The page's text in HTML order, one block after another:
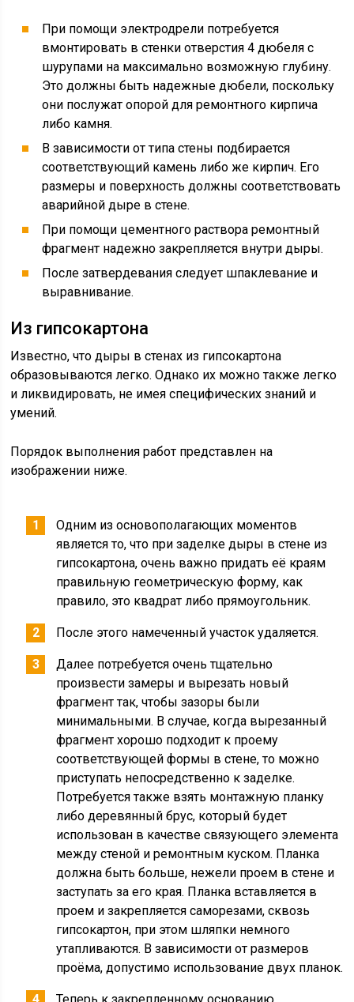
При помощи электродрели потребуется
вмонтировать в стенки отверстия 4 дюбеля с
шурупами на максимально возможную глубину.
Это должны быть надежные дюбели, поскольку
они послужат опорой для ремонтного кирпича
либо камня.
В зависимости от типа стены подбирается
соответствующий камень либо же кирпич. Его
размеры и поверхность должны соответствовать
аварийной дыре в стене.
При помощи цементного раствора ремонтный
фрагмент надежно закрепляется внутри дыры.
После затвердевания следует шпаклевание и
выравнивание.
Из гипсокартона
Известно, что дыры в стенах из гипсокартона
образовываются легко. Однако их можно также легко
и ликвидировать, не имея специфических знаний и
умений.
Порядок выполнения работ представлен на
изображении ниже.
Одним из основополагающих моментов
является то, что при заделке дыры в стене из
гипсокартона, очень важно придать её краям
правильную геометрическую форму, как
правило, это квадрат либо прямоугольник.
После этого намеченный участок удаляется.
Далее потребуется очень тщательно
произвести замеры и вырезать новый
фрагмент так, чтобы зазоры были
минимальными. В случае, когда вырезанный
фрагмент хорошо подходит к проему
соответствующей формы в стене, то можно
приступать непосредственно к заделке.
Потребуется также взять монтажную планку
либо деревянный брус, который будет
использован в качестве связующего элемента
между стеной и ремонтным куском. Планка
должна быть больше, нежели проем в стене и
заступать за его края. Планка вставляется в
проем и закрепляется саморезами, сквозь
гипсокартон, при этом шляпки немного
утапливаются. В зависимости от размеров
проёма, допустимо использование двух планок.